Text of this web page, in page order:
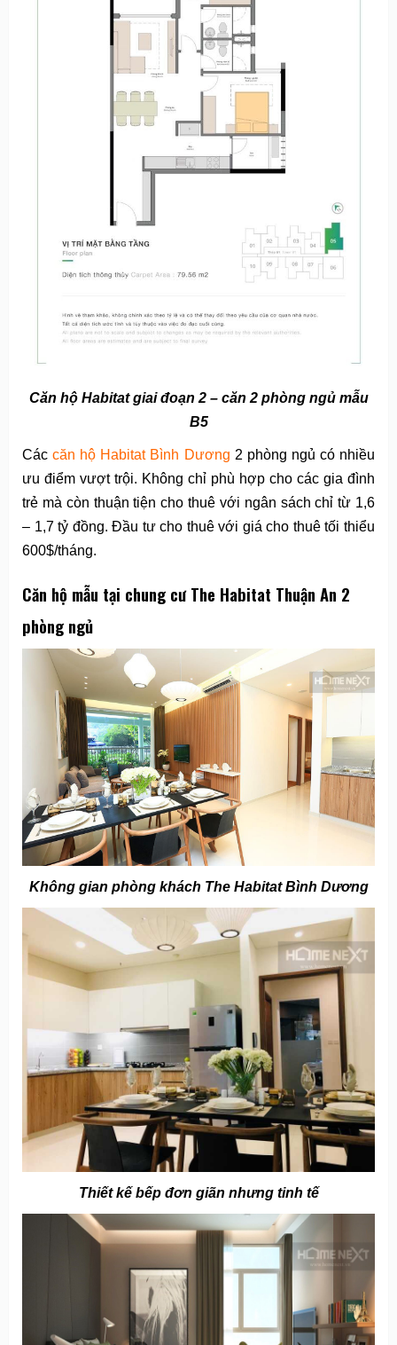
Căn hộ Habitat giai đoạn 2 – căn 2 phòng ngủ mẫu
B5
Cáccăn hộ Habitat Bình Dương 2 phòng ngủ có nhiều
ưu điểm vượt trội. Không chỉ phù hợp cho các gia đình
trẻ mà còn thuận tiện cho thuê với ngân sách chỉ từ 1,6
– 1,7 tỷ đồng. Đầu tư cho thuê với giá cho thuê tối thiểu
600$/tháng.
Căn hộ mẫu tại chung cư The Habitat Thuận An 2
phòng ngủ
Không gian phòng khách The Habitat Bình Dương
Thiết kế bếp đơn giãn nhưng tinh tế